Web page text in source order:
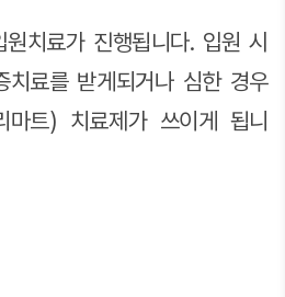
치료가 진행됩니다. 입원 시
치료를 받게되거나 심한 경우
마트) 치료제가 쓰이게 됩니